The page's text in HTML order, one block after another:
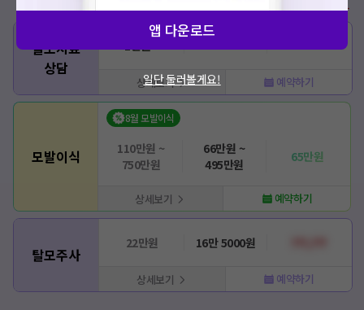
비급여종류 정상가 이벤트가 임직원/학생 할인가
탈모치료
상담
1만원 ~ - -
상세보기 예약하기
모발이식
8월 모발이식
110만원 ~
750만원
66만원 ~
495만원
65만원
상세보기 예약하기
탈모주사
22만원 16만 5000원
상세보기 예약하기
앱 다운로드
일단 둘러볼게요!